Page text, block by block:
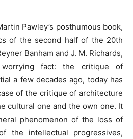
Pawley’s posthumous book,
of the second half of the 20th
Banham and J. M. Richards,
fact: the critique of
a few decades ago, today has
of the critique of architecture
cultural one and the own one. It
phenomenon of the loss of
the intellectual progressives,